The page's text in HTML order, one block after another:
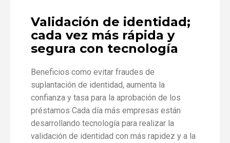
Validación de identidad;
cada vez más rápida y
segura con tecnología
Beneficios como evitar fraudes de
suplantación de identidad, aumenta la
confianza y tasa para la aprobación de los
préstamos Cada día más empresas están
desarrollando tecnología para realizar la
validación de identidad con más rapidez y a la